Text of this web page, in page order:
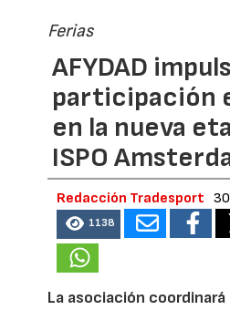
Ferias
AFYDAD
participación
en la nueva
ISPO
Redacción Tradesport
1138
La asociación coordinará